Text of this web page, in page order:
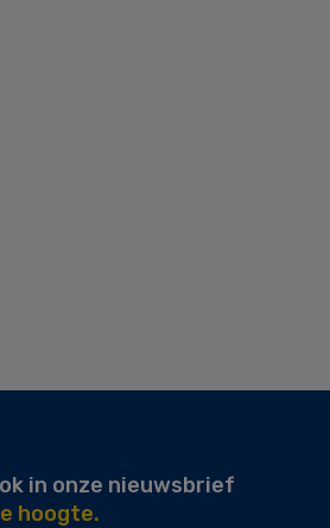
in onze nieuwsbrief
hoogte.